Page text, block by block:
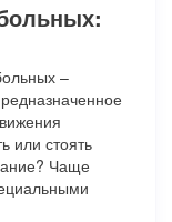
–
или стоять
Чаще